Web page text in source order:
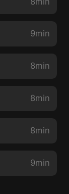
9min
8min
8min
8min
9min